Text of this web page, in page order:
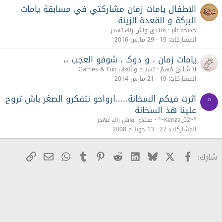
الاطفال يامات زمان مشاركتي في مسابقة يامات
البركة و القعدة الزينة
خديجة ph
منتدى واش راك تهدر
المشاركات 19 29 مارس 2016
يامات زمان ، و دوكـ ، شوفو العجب ،،
لآ شَيْـئَ مُهـمْ تسلية و ألعاب Games & Fun
المشاركات 19 21 مارس 2014
° اثرت فيكم السخانة.....ارواحو نتفكرو الصغر باش تروح
علينا هذ السخانة
°~Kenza_02~° منتدى واش راك تهدر
المشاركات 27 13 جويلية 2008
شارك: Facebook
X
Bluesky
LinkedIn
Reddit
Pinterest
Tumblr
WhatsApp
البريدرابط